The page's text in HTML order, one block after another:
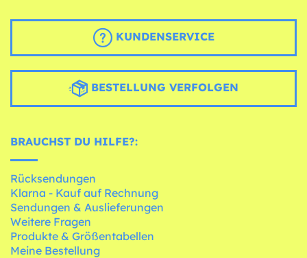
KUNDENSERVICE
BESTELLUNG VERFOLGEN
BRAUCHST DU HILFE?:
Rücksendungen
Klarna - Kauf auf Rechnung
Sendungen & Auslieferungen
Weitere Fragen
Produkte & Größentabellen
Meine Bestellung